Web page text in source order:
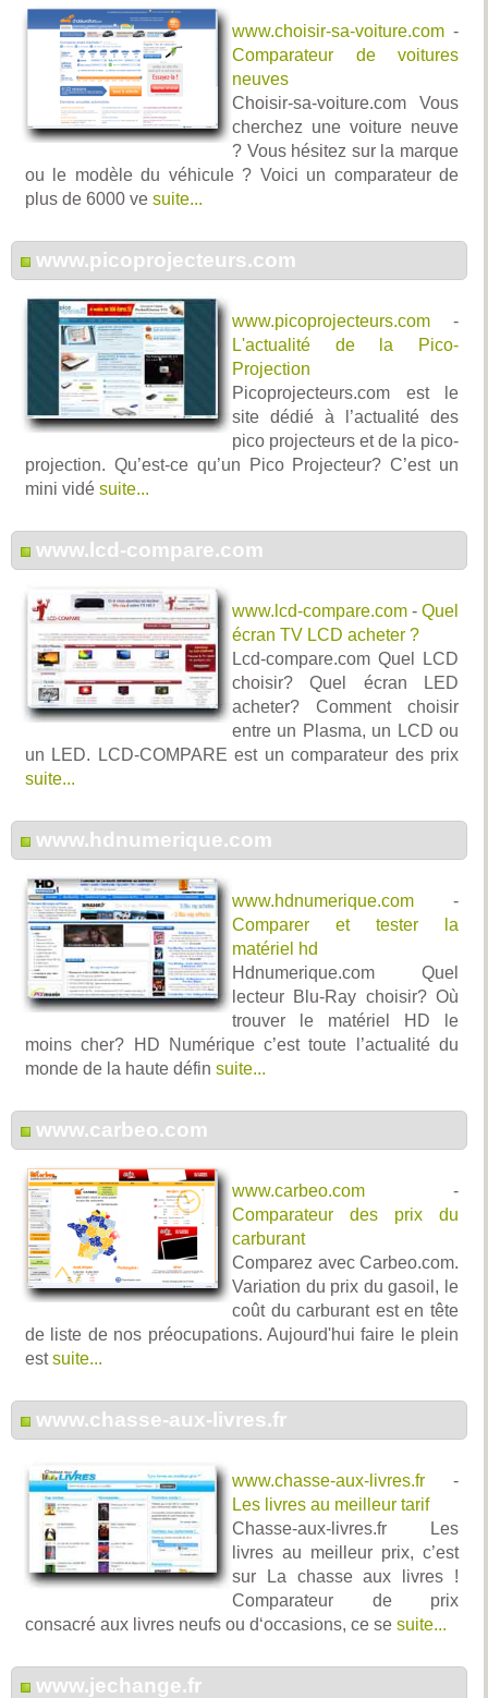
www.choisir-sa-voiture.com -
Comparateur de voitures
neuves
Choisir-sa-voiture.com Vous
cherchez une voiture neuve
? Vous hésitez sur la marque
ou le modèle du véhicule ? Voici un comparateur de
plus de 6000 ve suite...
www.picoprojecteurs.com
www.picoprojecteurs.com -
L'actualité de la Pico-
Projection
Picoprojecteurs.com est le
site dédié à l’actualité des
pico projecteurs et de la pico-
projection. Qu’est-ce qu’un Pico Projecteur? C’est un
mini vidé suite...
www.lcd-compare.com
www.lcd-compare.com - Quel
écran TV LCD acheter ?
Lcd-compare.com Quel LCD
choisir? Quel écran LED
acheter? Comment choisir
entre un Plasma, un LCD ou
un LED. LCD-COMPARE est un comparateur des prix
suite...
www.hdnumerique.com
www.hdnumerique.com -
Comparer et tester la
matériel hd
Hdnumerique.com Quel
lecteur Blu-Ray choisir? Où
trouver le matériel HD le
moins cher? HD Numérique c’est toute l’actualité du
monde de la haute défin suite...
www.carbeo.com
www.carbeo.com -
Comparateur des prix du
carburant
Comparez avec Carbeo.com.
Variation du prix du gasoil, le
coût du carburant est en tête
de liste de nos préocupations. Aujourd'hui faire le plein
estsuite...
www.chasse-aux-livres.fr
www.chasse-aux-livres.fr -
Les livres au meilleur tarif
Chasse-aux-livres.fr Les
livres au meilleur prix, c’est
sur La chasse aux livres !
Comparateur de prix
consacré aux livres neufs ou d‘occasions, ce se suite...
www.jechange.fr